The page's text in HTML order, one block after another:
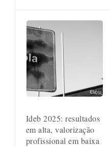
Ideb 2025: resultados
em alta, valorização
profissional em baixa